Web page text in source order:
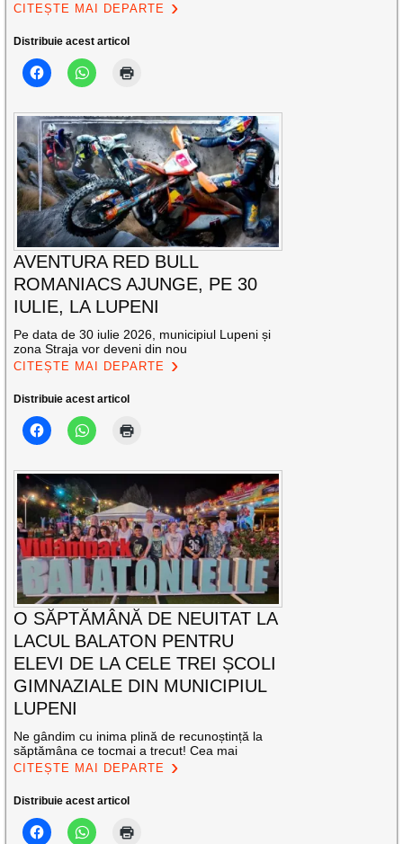
CITEȘTE MAI DEPARTE
Distribuie acest articol
AVENTURA RED BULL
ROMANIACS AJUNGE, PE 30
IULIE, LA LUPENI
Pe data de 30 iulie 2026, municipiul Lupeni și
zona Straja vor deveni din nou
CITEȘTE MAI DEPARTE
Distribuie acest articol
O SĂPTĂMÂNĂ DE NEUITAT LA
LACUL BALATON PENTRU
ELEVI DE LA CELE TREI ȘCOLI
GIMNAZIALE DIN MUNICIPIUL
LUPENI
Ne gândim cu inima plină de recunoștință la
săptămâna ce tocmai a trecut! Cea mai
CITEȘTE MAI DEPARTE
Distribuie acest articol